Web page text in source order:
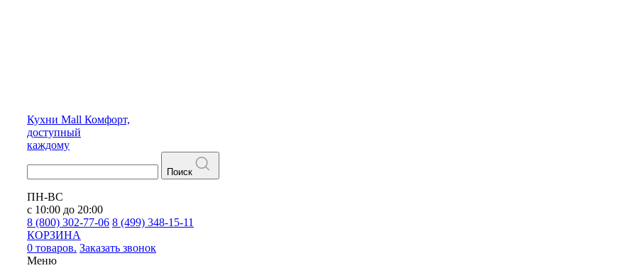
Кухни Mall Комфорт,
доступный
каждому
Поиск
ПН-ВС
с 10:00 до 20:00
8 (800) 302-77-06 8 (499) 348-15-11
КОРЗИНА
0 товаров. Заказать звонок
Меню